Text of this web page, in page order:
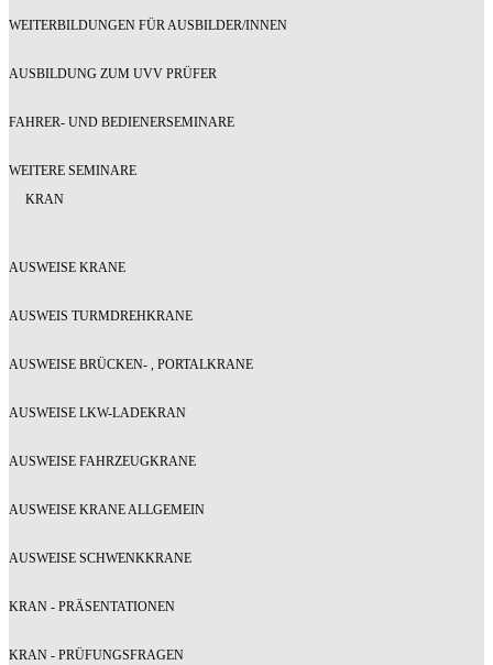
WEITERBILDUNGEN FÜR AUSBILDER/INNEN
AUSBILDUNG ZUM UVV PRÜFER
FAHRER- UND BEDIENERSEMINARE
WEITERE SEMINARE
KRAN
AUSWEISE KRANE
AUSWEIS TURMDREHKRANE
AUSWEISE BRÜCKEN- , PORTALKRANE
AUSWEISE LKW-LADEKRAN
AUSWEISE FAHRZEUGKRANE
AUSWEISE KRANE ALLGEMEIN
AUSWEISE SCHWENKKRANE
KRAN - PRÄSENTATIONEN
KRAN - PRÜFUNGSFRAGEN